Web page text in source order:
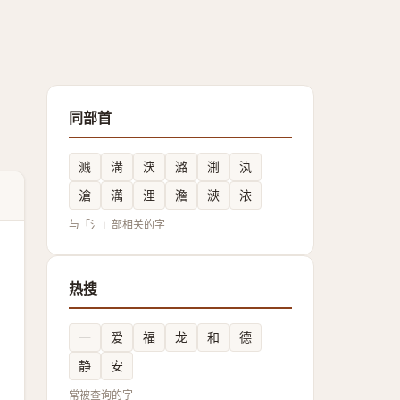
同部首
溅 溝 涋 潞 渆
汍
滄
澫 浬 澹 㴺 㳖
与「氵」部相关的字
热搜
一 爱 福 龙 和
德
静
安
常被查询的字